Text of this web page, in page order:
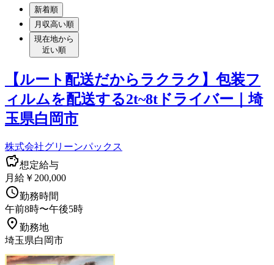
新着順
月収高い順
現在地から
近い順
【ルート配送だからラクラク】包装フ
ィルムを配送する2t~8tドライバー｜埼
玉県白岡市
株式会社グリーンパックス
想定給与
月給￥200,000
勤務時間
午前8時〜午後5時
勤務地
埼玉県白岡市